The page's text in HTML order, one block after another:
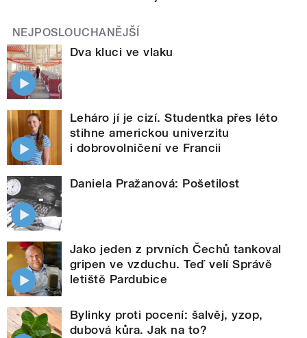
NEJPOSLOUCHANĚJŠÍ
Dva kluci ve vlaku
Leháro jí je cizí. Studentka přes léto
stihne americkou univerzitu
i dobrovolničení ve Francii
Daniela Pražanová: Pošetilost
Jako jeden z prvních Čechů tankoval
gripen ve vzduchu. Teď velí Správě
letiště Pardubice
Bylinky proti pocení: šalvěj, yzop,
dubová kůra. Jak na to?